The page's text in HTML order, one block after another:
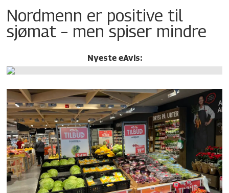
Nordmenn er positive til
sjømat – men spiser mindre
Nyeste eAvis: